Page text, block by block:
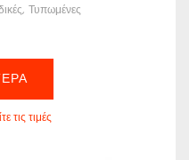
Τυπωμένες
τις τιμές